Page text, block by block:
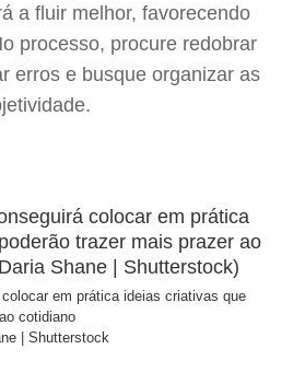
a fluir melhor, favorecendo
processo, procure redobrar
erros e busque organizar as
em prática ideias criativas que
cotidiano
| Shutterstock